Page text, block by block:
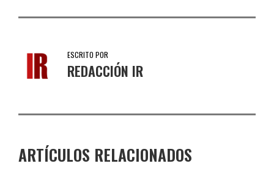
ESCRITO POR
REDACCIÓN IR
ARTÍCULOS RELACIONADOS